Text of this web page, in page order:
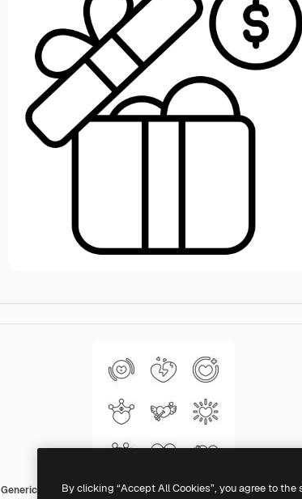
Generic black outlineBy clicking “Accept All Cookies”, you agree to